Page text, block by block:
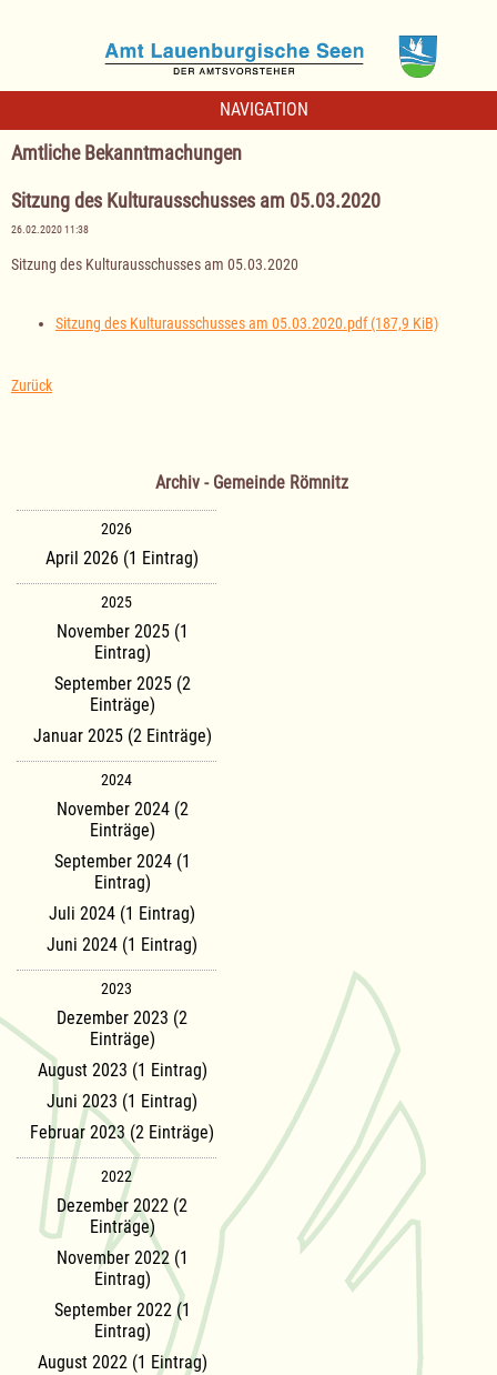
NAVIGATION
Amtliche Bekanntmachungen
Sitzung des Kulturausschusses am 05.03.2020
26.02.2020 11:38
Sitzung des Kulturausschusses am 05.03.2020
Sitzung des Kulturausschusses am 05.03.2020.pdf(187,9 KiB)
Zurück
Archiv - Gemeinde Römnitz
2026
April 2026 (1 Eintrag)
2025
November 2025 (1
Eintrag)
September 2025 (2
Einträge)
Januar 2025 (2 Einträge)
2024
November 2024 (2
Einträge)
September 2024 (1
Eintrag)
Juli 2024 (1 Eintrag)
Juni 2024 (1 Eintrag)
2023
Dezember 2023 (2
Einträge)
August 2023 (1 Eintrag)
Juni 2023 (1 Eintrag)
Februar 2023 (2 Einträge)
2022
Dezember 2022 (2
Einträge)
November 2022 (1
Eintrag)
September 2022 (1
Eintrag)
August 2022 (1 Eintrag)